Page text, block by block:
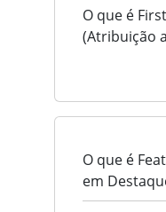
O que é
(Atribuição
O que é
em